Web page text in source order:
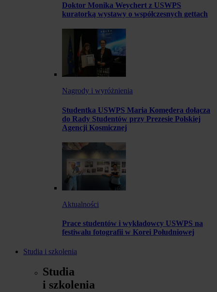
Doktor Monika Weychert z USWPS
kuratorką wystawy o współczesnych gettach
Nagrody i wyróżnienia
Studentka USWPS Maria Komędera dołącza
do Rady Studentów przy Prezesie Polskiej
Agencji Kosmicznej
Aktualności
Prace studentów i wykładowcy USWPS na
festiwalu fotografii w Korei Południowej
Studia i szkolenia
Studia
i szkolenia